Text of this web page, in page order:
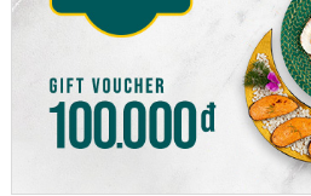
ĐĂNG NHẬP